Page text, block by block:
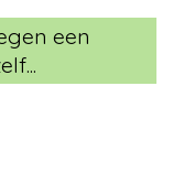
een